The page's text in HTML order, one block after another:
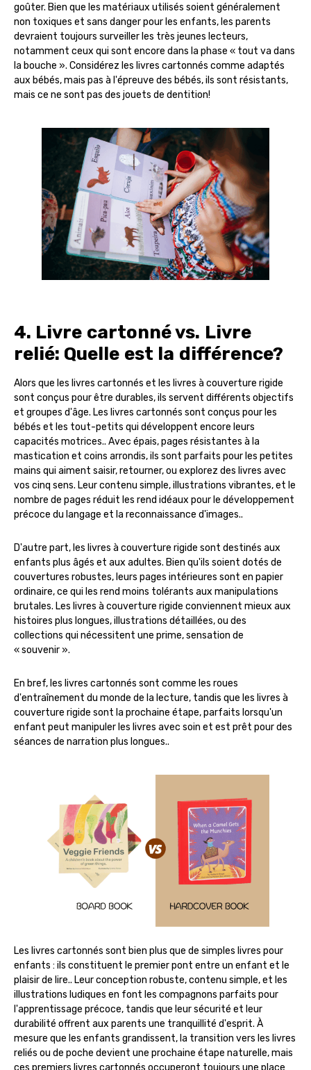
goûter. Bien que les matériaux utilisés soient généralement
non toxiques et sans danger pour les enfants, les parents
devraient toujours surveiller les très jeunes lecteurs,
notamment ceux qui sont encore dans la phase « tout va dans
la bouche ». Considérez les livres cartonnés comme adaptés
aux bébés, mais pas à l'épreuve des bébés, ils sont résistants,
mais ce ne sont pas des jouets de dentition!
4. Livre cartonné vs. Livre
relié: Quelle est la différence?
Alors que les livres cartonnés et les livres à couverture rigide
sont conçus pour être durables, ils servent différents objectifs
et groupes d'âge. Les livres cartonnés sont conçus pour les
bébés et les tout-petits qui développent encore leurs
capacités motrices.. Avec épais, pages résistantes à la
mastication et coins arrondis, ils sont parfaits pour les petites
mains qui aiment saisir, retourner, ou explorez des livres avec
vos cinq sens. Leur contenu simple, illustrations vibrantes, et le
nombre de pages réduit les rend idéaux pour le développement
précoce du langage et la reconnaissance d'images..
D'autre part, les livres à couverture rigide sont destinés aux
enfants plus âgés et aux adultes. Bien qu'ils soient dotés de
couvertures robustes, leurs pages intérieures sont en papier
ordinaire, ce qui les rend moins tolérants aux manipulations
brutales. Les livres à couverture rigide conviennent mieux aux
histoires plus longues, illustrations détaillées, ou des
collections qui nécessitent une prime, sensation de
« souvenir ».
En bref, les livres cartonnés sont comme les roues
d'entraînement du monde de la lecture, tandis que les livres à
couverture rigide sont la prochaine étape, parfaits lorsqu'un
enfant peut manipuler les livres avec soin et est prêt pour des
séances de narration plus longues..
Les livres cartonnés sont bien plus que de simples livres pour
enfants : ils constituent le premier pont entre un enfant et le
plaisir de lire.. Leur conception robuste, contenu simple, et les
illustrations ludiques en font les compagnons parfaits pour
l'apprentissage précoce, tandis que leur sécurité et leur
durabilité offrent aux parents une tranquillité d'esprit. À
mesure que les enfants grandissent, la transition vers les livres
reliés ou de poche devient une prochaine étape naturelle, mais
ces premiers livres cartonnés occuperont toujours une place